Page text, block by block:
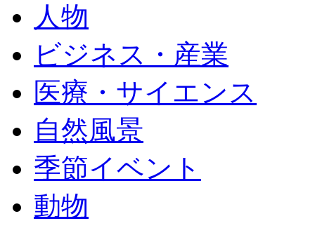
人物
ビジネス・産業
医療・サイエンス
自然風景
季節イベント
動物